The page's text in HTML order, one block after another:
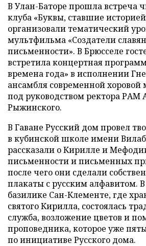
В Улан-Баторе прошла встреча
клуба «Буквы, ставшие
организовали тематический
мультфильма «Создатели
письменности». В Брюсселе
встретила концертная
времена года» в исполнении
ансамбля современной
под руководством ректора РАМ
Рыжинского.
В Гаване Русский дом провел
в кубинской школе имени
рассказали о Кирилле и
письменности и письменных
после чего они сделали
плакаты с русским алфавитом.
базилике Сан-Клементе, где
святого Кирилла, состоялась
служба, возложение цветов и
проповедника, которое уже
по инициативе Русского дома.